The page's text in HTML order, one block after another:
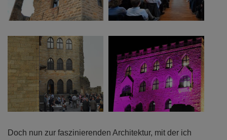
Doch nun zur faszinierenden Architektur, mit der ich